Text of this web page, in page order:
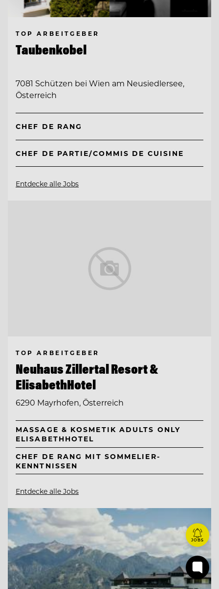
TOP ARBEITGEBER
Taubenkobel
7081 Schützen bei Wien am Neusiedlersee,
Österreich
CHEF DE RANG
CHEF DE PARTIE/COMMIS DE CUISINE
Entdecke alle Jobs
TOP ARBEITGEBER
Neuhaus Zillertal Resort &
ElisabethHotel
6290 Mayrhofen, Österreich
MASSAGE & KOSMETIK ADULTS ONLY
ELISABETHHOTEL
CHEF DE RANG MIT SOMMELIER-
KENNTNISSEN
Entdecke alle Jobs
JOBS